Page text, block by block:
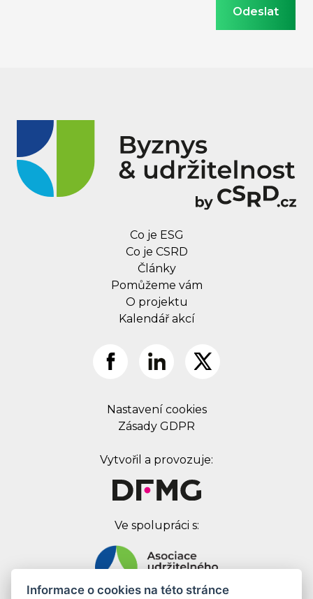
Co je ESG
Co je CSRD
Články
Pomůžeme vám
O projektu
Kalendář akcí
Nastavení cookies
Zásady GDPR
Vytvořil a provozuje:
Ve spolupráci s:
Informace o cookies na této stránce